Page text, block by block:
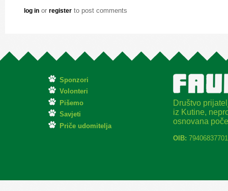
log in or register to post comments
Sponzori
Volonteri
Pišemo
Savjeti
Priče udomitelja
Društvo
iz Kutine,
osnovana
OIB: 79406837701